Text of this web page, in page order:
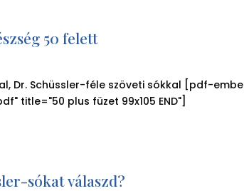
50 felett
Dr. Schüssler-féle szöveti sókkal [pdf-
title="50 plus füzet 99x105 END"]
sókat válaszd?